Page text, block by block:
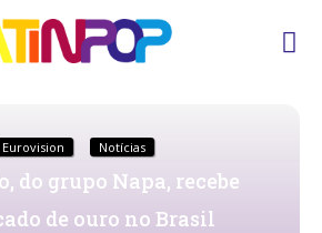
Eurovision Notícias
do grupo Napa, recebe
de ouro no Brasil